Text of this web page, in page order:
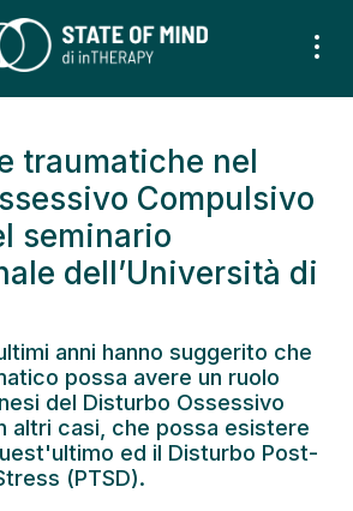
traumatiche nel
Compulsivo
seminario
dell’Università di
anni hanno suggerito che
possa avere un ruolo
del Disturbo Ossessivo
altri casi, che possa esistere
ed il Disturbo Post-
(PTSD).